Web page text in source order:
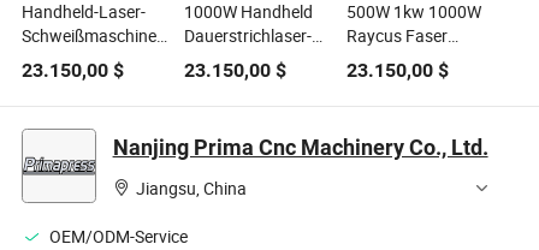
Handheld-Laser-
Schweißmaschine
500W Edelstahl-
Laser-Löten
23.150,00 $
1000W Handheld
Dauerstrichlaser-
Schweißmaschine
Metall Edelstahl
/Aluminium Laser-
23.150,00$
500W 1kw 1000W
Raycus Faser
Handheld Laser
Schweißmaschine
mit
Schweißen
23.150,00$
Nanjing Prima Cnc Machinery Co., Ltd.
Jiangsu, China
OEM/ODM-Service